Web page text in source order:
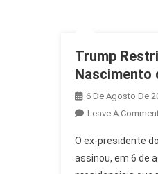
Trump
Nascimento
6 De Agosto De
Leave A
O ex-presidente
assinou, em 6 de